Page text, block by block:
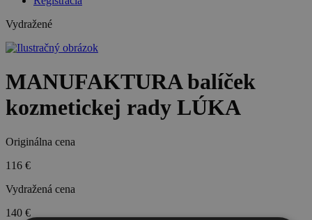
Vydražené
MANUFAKTURA balíček
kozmetickej rady LÚKA
Originálna cena
116 €
Vydražená cena
140 €